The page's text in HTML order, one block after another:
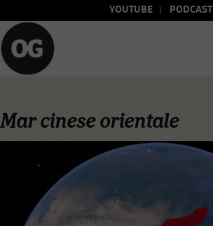
YOUTUBE PODCAST
Mar cinese orientale